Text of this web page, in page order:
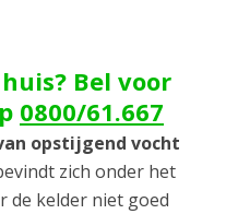
Bel voor
0800/61.667
opstijgend vocht
zich onder het
de kelder niet goed